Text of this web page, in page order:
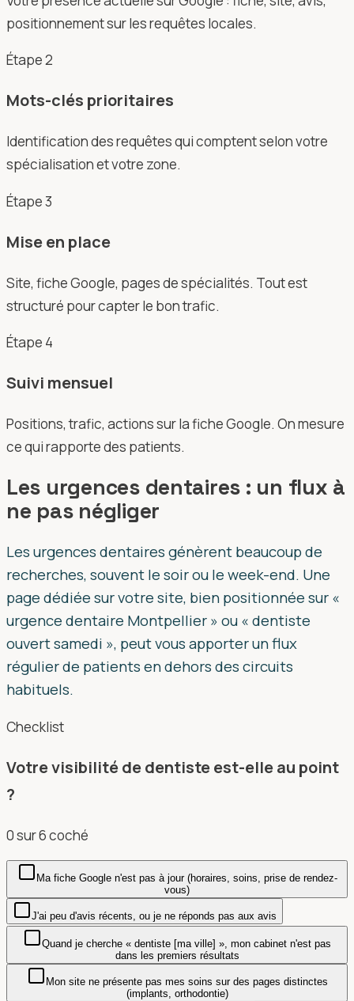
positionnement sur les requêtes locales.
Étape2
Mots-clés prioritaires
Identification des requêtes qui comptent selon votre
spécialisation et votre zone.
Étape3
Mise en place
Site, fiche Google, pages de spécialités. Tout est
structuré pour capter le bon trafic.
Étape 4
Suivi mensuel
Positions, trafic, actions sur la fiche Google. On mesure
ce qui rapporte des patients.
Les urgences dentaires : un flux à
ne pas négliger
Les urgences dentaires génèrent beaucoup de
recherches, souvent le soir ou le week-end. Une
page dédiée sur votre site, bien positionnée sur «
urgence dentaire Montpellier » ou « dentiste
ouvert samedi », peut vous apporter un flux
régulier de patients en dehors des circuits
habituels.
Checklist
Votre visibilité de dentiste est-elle au point
?
0sur6coché
Ma fiche Google n'est pas à jour (horaires, soins, prise de rendez-
vous)
J'ai peu d'avis récents, ou je ne réponds pas aux avis
Quand je cherche « dentiste [ma ville] », mon cabinet n'est pas
dans les premiers résultats
Mon site ne présente pas mes soins sur des pages distinctes
(implants, orthodontie)